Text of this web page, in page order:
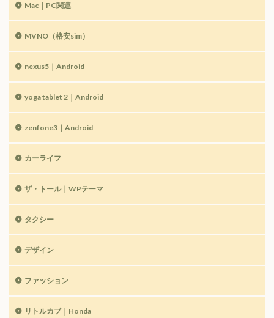
Mac｜PC関連
MVNO（格安sim）
nexus5｜Android
yoga tablet 2｜Android
zenfone3｜Android
カーライフ
ザ・トール｜WPテーマ
タクシー
デザイン
ファッション
リトルカブ｜Honda